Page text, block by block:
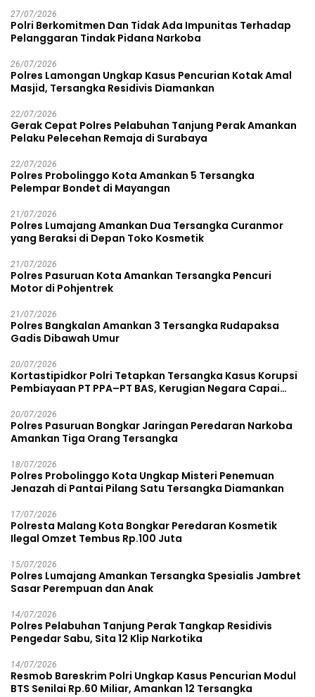
27/07/2026
Polri Berkomitmen Dan Tidak Ada Impunitas Terhadap
Pelanggaran Tindak Pidana Narkoba
26/07/2026
Polres Lamongan Ungkap Kasus Pencurian Kotak Amal
Masjid, Tersangka Residivis Diamankan
22/07/2026
Gerak Cepat Polres Pelabuhan Tanjung Perak Amankan
Pelaku Pelecehan Remaja di Surabaya
22/07/2026
Polres Probolinggo Kota Amankan 5 Tersangka
Pelempar Bondet di Mayangan
21/07/2026
Polres Lumajang Amankan Dua Tersangka Curanmor
yang Beraksi di Depan Toko Kosmetik
21/07/2026
Polres Pasuruan Kota Amankan Tersangka Pencuri
Motor di Pohjentrek
21/07/2026
Polres Bangkalan Amankan 3 Tersangka Rudapaksa
Gadis Dibawah Umur
20/07/2026
Kortastipidkor Polri Tetapkan Tersangka Kasus Korupsi
Pembiayaan PT PPA–PT BAS, Kerugian Negara Capai
20/07/2026
Polres Pasuruan Bongkar Jaringan Peredaran Narkoba
Amankan Tiga Orang Tersangka
18/07/2026
Polres Probolinggo Kota Ungkap Misteri Penemuan
Jenazah di Pantai Pilang Satu Tersangka Diamankan
17/07/2026
Polresta Malang Kota Bongkar Peredaran Kosmetik
Ilegal Omzet Tembus Rp.100 Juta
15/07/2026
Polres Lumajang Amankan Tersangka Spesialis Jambret
Sasar Perempuan dan Anak
14/07/2026
Polres Pelabuhan Tanjung Perak Tangkap Residivis
Pengedar Sabu, Sita 12 Klip Narkotika
14/07/2026
Resmob Bareskrim Polri Ungkap Kasus Pencurian Modul
BTS Senilai Rp.60 Miliar, Amankan 12 Tersangka